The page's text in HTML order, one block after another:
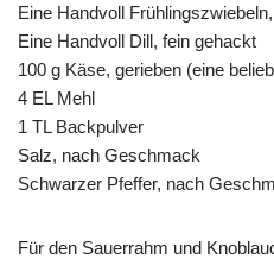
Eine Handvoll
Eine Handvoll Dill, fein gehackt
100 g Käse, gerieben (eine
4 EL Mehl
1 TL Backpulver
Salz, nach Geschmack
Schwarzer Pfeffer, nach
Für den Sauerrahm und